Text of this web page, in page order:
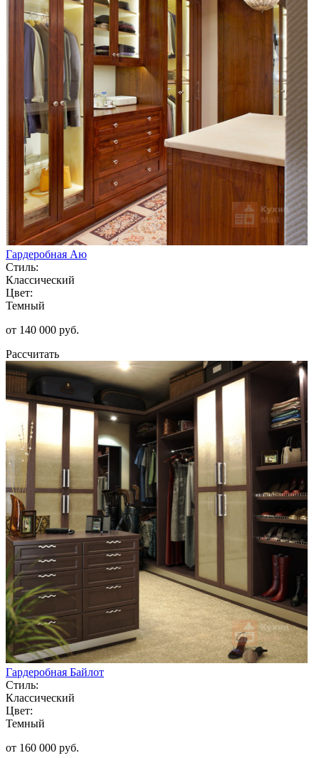
Гардеробная Аю
Стиль:
Классический
Цвет:
Темный
от 140 000 руб.
Рассчитать
Гардеробная Байлот
Стиль:
Классический
Цвет:
Темный
от 160 000 руб.